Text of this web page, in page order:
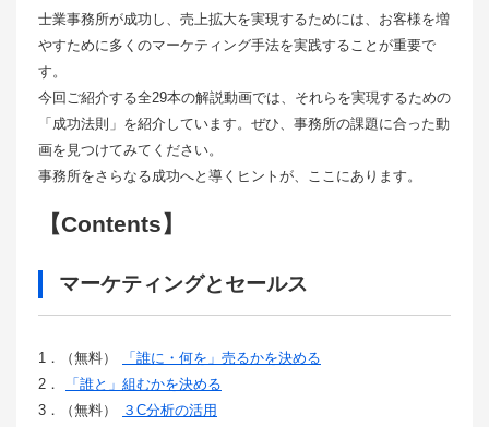
士業事務所が成功し、売上拡大を実現するためには、お客様を増
やすために多くのマーケティング手法を実践することが重要で
す。
今回ご紹介する全29本の解説動画では、それらを実現するための
「成功法則」を紹介しています。ぜひ、事務所の課題に合った動
画を見つけてみてください。
事務所をさらなる成功へと導くヒントが、ここにあります。
【Contents】
マーケティングとセールス
1．（無料）
「誰に・何を」売るかを決める
2．
「誰と」組むかを決める
3．（無料）
３C分析の活用